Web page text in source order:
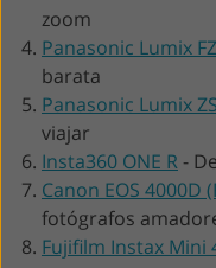
zoom
Panasonic Lumix
barata
Panasonic Lumix
viajar
Insta360 ONE R-
Canon EOS 4000D
fotógrafos
Fujifilm Instax Mini